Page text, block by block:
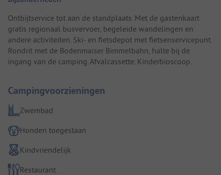
Ontbijtservice tot aan de standplaats. Met de gastenkaart
gratis regionaal busvervoer, begeleide wandelingen en
andere activiteiten. Ski- en fietsdepot met fietsenservicepunt.
Rondrit met de Bodenmaiser Bimmelbahn, halte bij de
ingang van de camping. Afvalcassette. Kinderbioscoop.
Campingvoorzieningen
Zwembad
Honden toegestaan
Kindvriendelijk
Restaurant